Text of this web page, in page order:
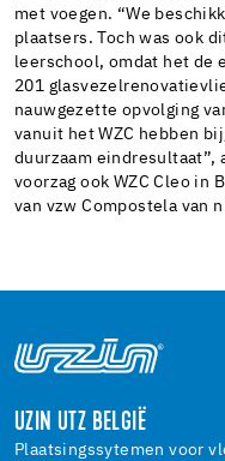
met voegen. “We
plaatsers. Toch was ook
leerschool, omdat het de
201
nauwgezette opvolging
vanuit het WZC hebben
duurzaam eindresultaat”,
voorzag ook WZC Cleo in
van vzw Compostela van
UZIN UTZ BELGIË
Plaatsingssytemen voor